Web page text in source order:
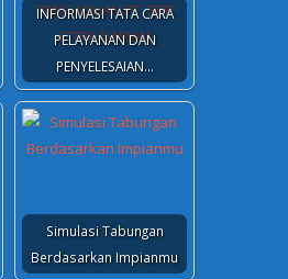
INFORMASI TATA CARA
PELAYANAN DAN
PENYELESAIAN…
Simulasi Tabungan
Berdasarkan Impianmu